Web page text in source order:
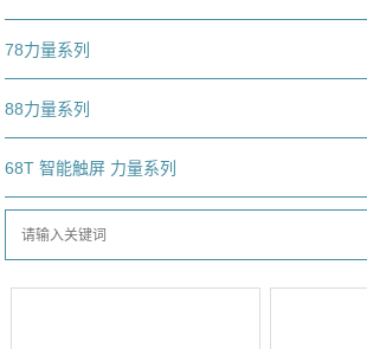
78力量系列
88力量系列
68T 智能触屏 力量系列